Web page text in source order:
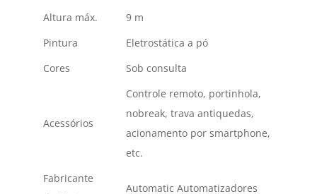
Altura máx.
9 m
Pintura
Eletrostática a pó
Cores
Sob consulta
Acessórios
Controle remoto, portinhola,
nobreak, trava antiquedas,
acionamento por smartphone,
etc.
Fabricante
Automatic Automatizadores